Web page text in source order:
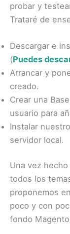
probar y
Trataré de
Descargar e
(Puedes
Arrancar y
creado.
Crear una
usuario para
Instalar
servidor local.
Una vez
todos los
proponemos
poco y con
fondo